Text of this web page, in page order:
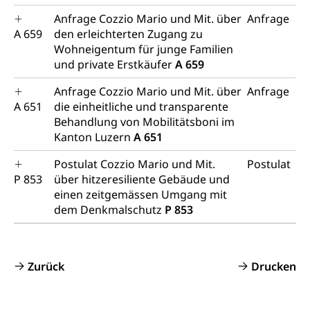
A 659
Anfrage Cozzio Mario und Mit. über
den erleichterten Zugang zu
Wohneigentum für junge Familien
und private ErstkäuferA 659
Anfrage
A 651
Anfrage Cozzio Mario und Mit. über
die einheitliche und transparente
Behandlung von Mobilitätsboni im
Kanton Luzern A 651
Anfrage
P 853
Postulat Cozzio Mario und Mit.
über hitzeresiliente Gebäude und
einen zeitgemässen Umgang mit
dem Denkmalschutz P 853
Postulat
Zurück Drucken